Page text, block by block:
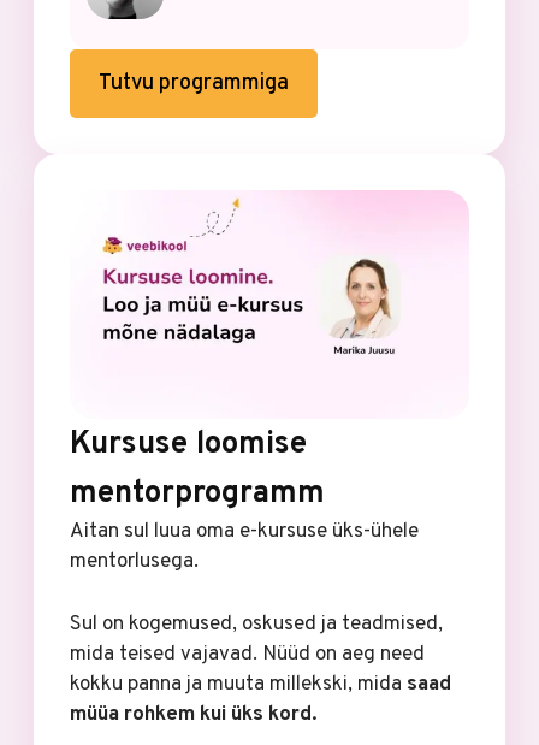
Tutvu programmiga
Kursuse loomise
mentorprogramm
Aitan sul luua oma e-kursuse üks-ühele
mentorlusega.
Sul on kogemused, oskused ja teadmised,
mida teised vajavad. Nüüd on aeg need
kokku panna ja muuta millekski, mida saad
müüa rohkem kui üks kord.